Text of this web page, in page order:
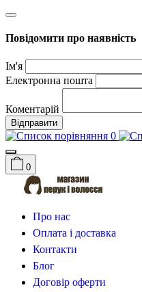
Повідомити про наявність
Ім'я
Електронна пошта
Коментарій
Відправити
0
0
Про нас
Оплата і доставка
Контакти
Блог
Договір оферти